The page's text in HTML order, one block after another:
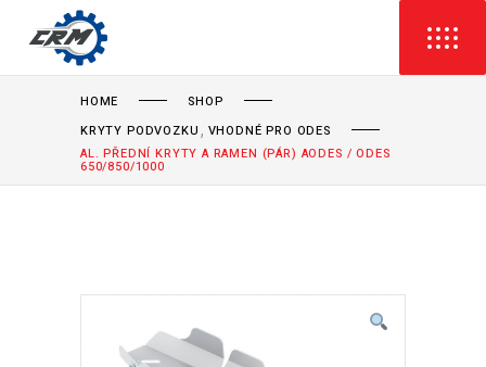
HOME
SHOP
KRYTY PODVOZKU , VHODNÉ PRO ODES
AL. PŘEDNÍ KRYTY A RAMEN (PÁR) AODES / ODES
650/850/1000